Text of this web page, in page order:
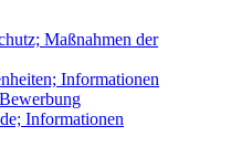
Maßnahmen der
Informationen
Informationen